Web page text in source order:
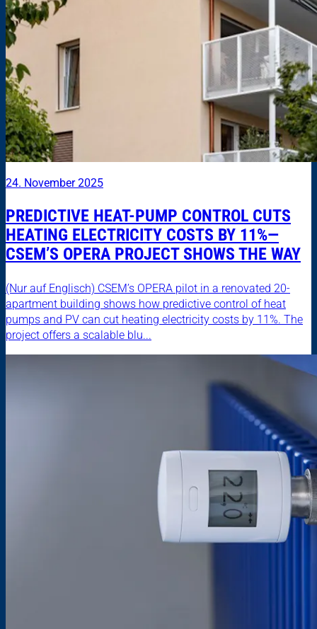
24. November 2025
PREDICTIVE HEAT-PUMP CONTROL CUTS
HEATING ELECTRICITY COSTS BY 11%—
CSEM’S OPERA PROJECT SHOWS THE WAY
(Nur auf Englisch) CSEM’s OPERA pilot in a renovated 20-
apartment building shows how predictive control of heat
pumps and PV can cut heating electricity costs by 11%. The
project offers a scalable blu...